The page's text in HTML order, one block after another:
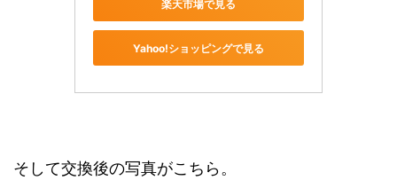
楽天市場で見る
Yahoo!ショッピングで見る
そして交換後の写真がこちら。